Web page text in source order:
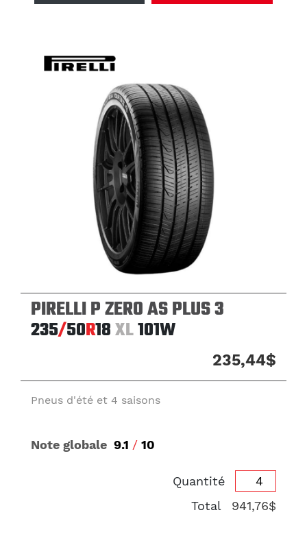
PIRELLI P ZERO AS PLUS 3
235/50R18XL101W
235,44$
Pneus d'été et 4 saisons
Note globale 9.1 / 10
Quantité
Total
941,76$